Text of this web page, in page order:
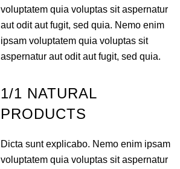
voluptatem quia voluptas sit aspernatur
aut odit aut fugit, sed quia. Nemo enim
ipsam voluptatem quia voluptas sit
aspernatur aut odit aut fugit, sed quia.
1/1 NATURAL
PRODUCTS
Dicta sunt explicabo. Nemo enim ipsam
voluptatem quia voluptas sit aspernatur